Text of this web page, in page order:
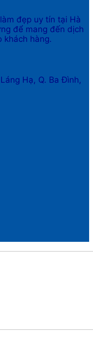
đẹp uy tín tại Hà
để mang đến dịch
khách hàng.
Hạ, Q. Ba Đình,